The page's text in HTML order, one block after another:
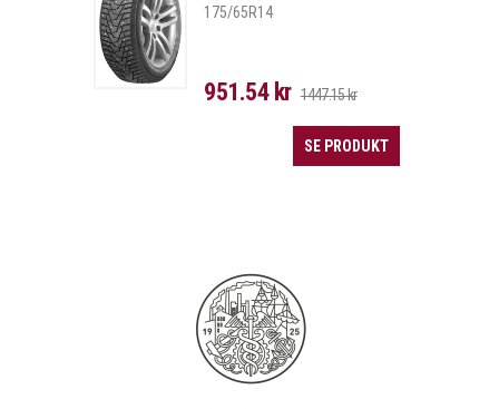
175/65R14
951.54 kr 1447.15 kr
SE PRODUKT